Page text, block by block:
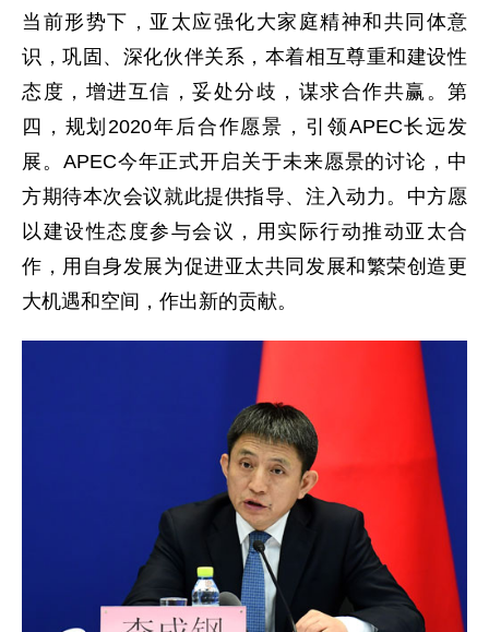
当前形势下，亚太应强化大家庭精神和共同体意
识，巩固、深化伙伴关系，本着相互尊重和建设性
态度，增进互信，妥处分歧，谋求合作共赢。第
四，规划2020年后合作愿景，引领APEC长远发
展。APEC今年正式开启关于未来愿景的讨论，中
方期待本次会议就此提供指导、注入动力。中方愿
以建设性态度参与会议，用实际行动推动亚太合
作，用自身发展为促进亚太共同发展和繁荣创造更
大机遇和空间，作出新的贡献。